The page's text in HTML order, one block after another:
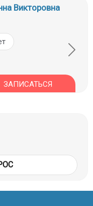
Викторовна
ЗАПИСАТЬСЯ